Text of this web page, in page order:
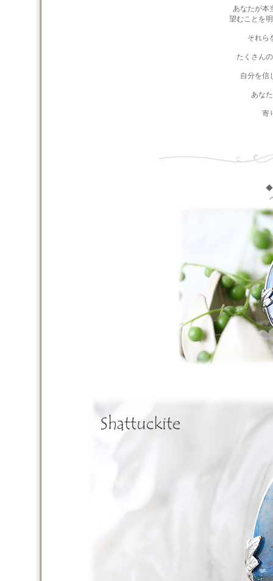
あなたが本
望むことを
それら
たくさん
自分を信
あな
寄
◆